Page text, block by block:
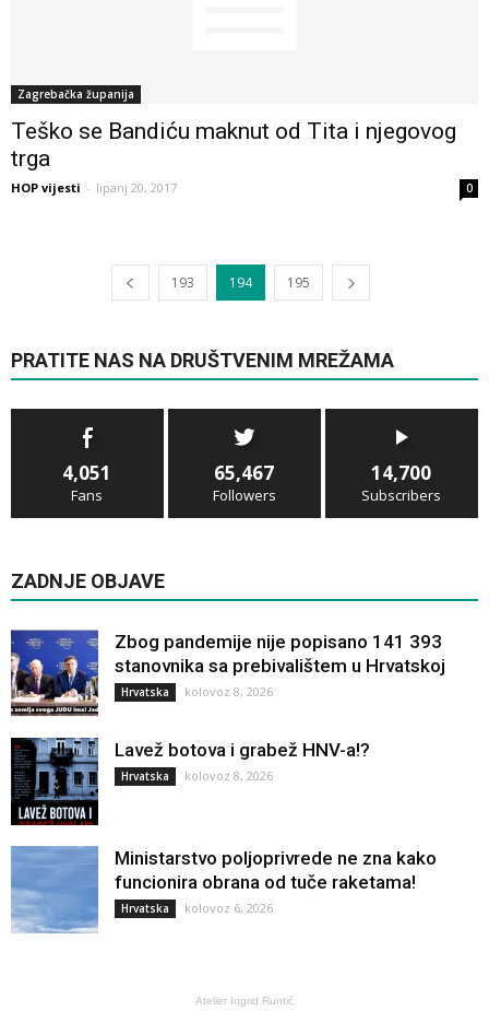
Zagrebačka županija
Teško se Bandiću maknut od Tita i njegovog
trga
HOP vijesti - lipanj 20, 2017 0
193 194 195
PRATITE NAS NA DRUŠTVENIM MREŽAMA
4,051
Fans
65,467
Followers
14,700
Subscribers
ZADNJE OBJAVE
Zbog pandemije nije popisano 141 393
stanovnika sa prebivalištem u Hrvatskoj
Hrvatska kolovoz 8, 2026
Lavež botova i grabež HNV-a!?
Hrvatska kolovoz 8, 2026
Ministarstvo poljoprivrede ne zna kako
funcionira obrana od tuče raketama!
Hrvatska kolovoz 6, 2026
Atelier Ingrid Runtić